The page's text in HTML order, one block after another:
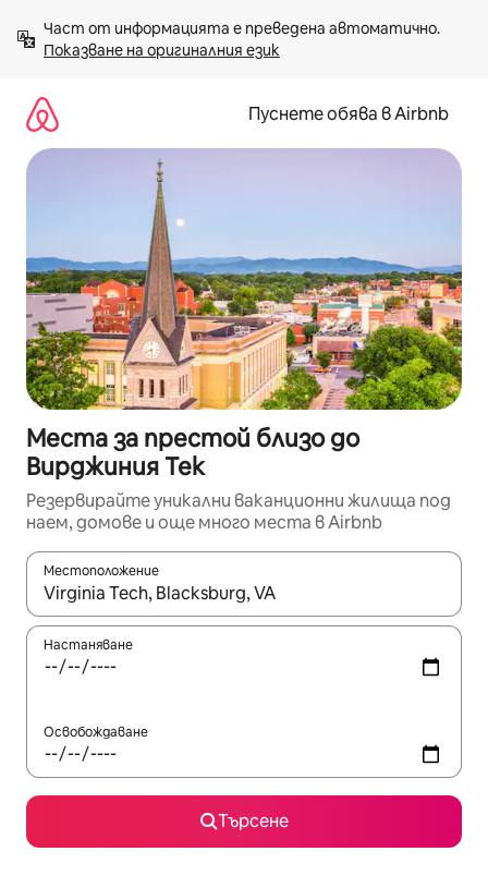
към
съдържанието
Показване на оригиналния език
Пуснете обява в Airbnb
Места за престой близо до
Вирджиния Тек
Резервирайте уникални ваканционни жилища под
наем, домове и още много места в Airbnb
Местоположение
Когато резултатите се покажат, използвайте
Настаняване
Освобождаване
Търсене